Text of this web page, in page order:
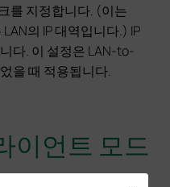
를 지정합니다. (이는
의 IP 대역입니다.) IP
다. 이 설정은 LAN-to-
을 때 적용됩니다.
이언트 모드